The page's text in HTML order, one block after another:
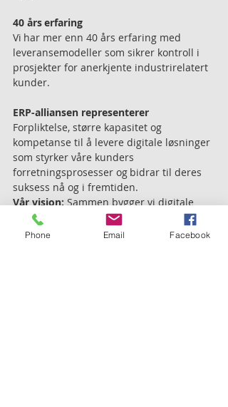
40 års erfaring
Vi har mer enn 40 års erfaring med
leveransemodeller som sikrer kontroll i
prosjekter for anerkjente industrirelatert
kunder.
ERP-alliansen representerer
Forpliktelse, større kapasitet og
kompetanse til å levere digitale løsninger
som styrker våre kunders
forretningsprosesser og bidrar til deres
suksess nå og i fremtiden.
Vår visjon: Sammen bygger vi digitale
løsninger rigget for fremtiden.
Våre felles verdier: Pålitelighet,
Phone Email Facebook